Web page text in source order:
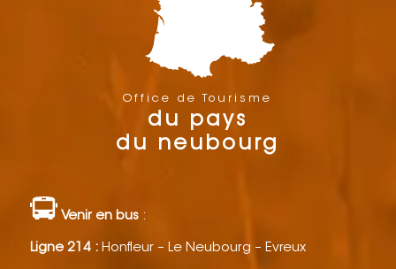
Office de Tourisme
du pays
du neubourg
Venir en bus:
Ligne 214 : Honfleur – Le Neubourg – Evreux